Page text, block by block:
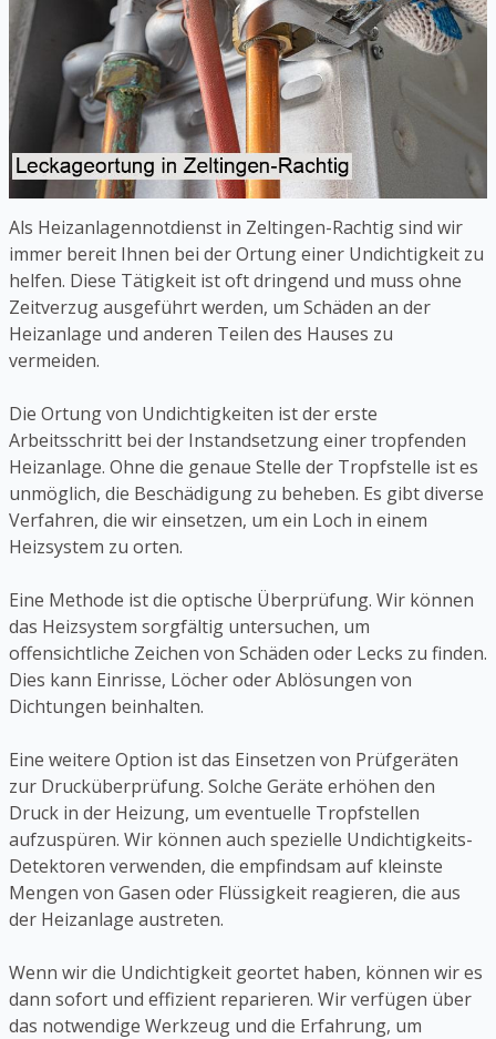
Als Heizanlagennotdienst in Zeltingen-Rachtig sind wir
immer bereit Ihnen bei der Ortung einer Undichtigkeit zu
helfen. Diese Tätigkeit ist oft dringend und muss ohne
Zeitverzug ausgeführt werden, um Schäden an der
Heizanlage und anderen Teilen des Hauses zu
vermeiden.
Die Ortung von Undichtigkeiten ist der erste
Arbeitsschritt bei der Instandsetzung einer tropfenden
Heizanlage. Ohne die genaue Stelle der Tropfstelle ist es
unmöglich, die Beschädigung zu beheben. Es gibt diverse
Verfahren, die wir einsetzen, um ein Loch in einem
Heizsystem zu orten.
Eine Methode ist die optische Überprüfung. Wir können
das Heizsystem sorgfältig untersuchen, um
offensichtliche Zeichen von Schäden oder Lecks zu finden.
Dies kann Einrisse, Löcher oder Ablösungen von
Dichtungen beinhalten.
Eine weitere Option ist das Einsetzen von Prüfgeräten
zur Drucküberprüfung. Solche Geräte erhöhen den
Druck in der Heizung, um eventuelle Tropfstellen
aufzuspüren. Wir können auch spezielle Undichtigkeits-
Detektoren verwenden, die empfindsam auf kleinste
Mengen von Gasen oder Flüssigkeit reagieren, die aus
der Heizanlage austreten.
Wenn wir die Undichtigkeit geortet haben, können wir es
dann sofort und effizient reparieren. Wir verfügen über
das notwendige Werkzeug und die Erfahrung, um